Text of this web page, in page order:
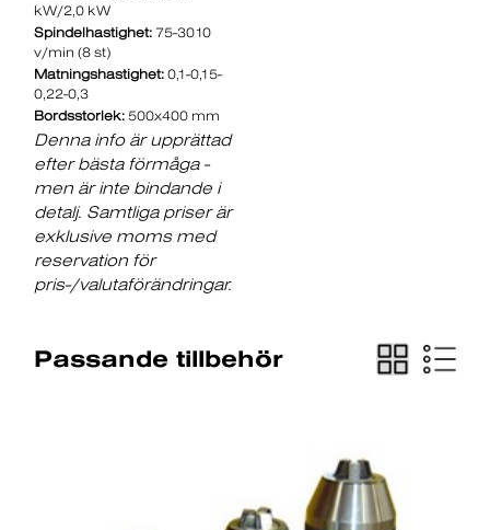
kW/2,0 kW
Spindelhastighet: 75-3010
v/min (8 st)
Matningshastighet: 0,1-0,15-
0,22-0,3
Bordsstorlek: 500x400 mm
Denna info är upprättad
efter bästa förmåga -
men är inte bindande i
detalj. Samtliga priser är
exklusive moms med
reservation för
pris-/valutaförändringar.
Passande tillbehör